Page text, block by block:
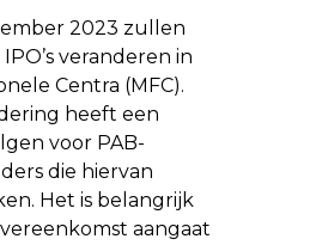
2023 zullen
IPO’s veranderen in
Centra (MFC).
heeft een
voor PAB-
die hiervan
Het is belangrijk
aangaat